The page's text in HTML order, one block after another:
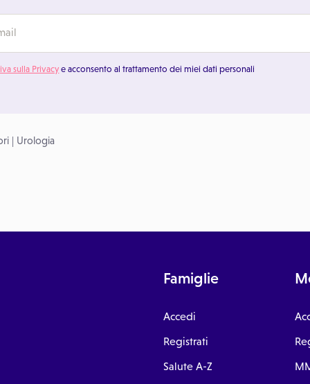
sulla Privacy e acconsento al trattamento dei miei dati personali
| Urologia
Famiglie
Accedi
Registrati
Salute A-Z